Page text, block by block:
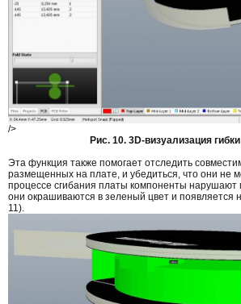
/>
Рис. 10. 3D-визуализация
Эта функция также помогает отследить
размещенных на плате, и убедиться, что они не
процессе сгибания платы компоненты
они окрашиваются в зеленый цвет и появляется
11).